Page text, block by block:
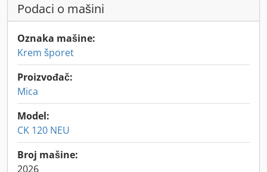
Podaci o mašini
Oznaka mašine:
Krem šporet
Proizvođač:
Mica
Model:
CK 120 NEU
Broj mašine:
2026